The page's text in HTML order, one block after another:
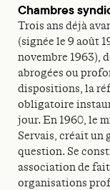
Chambres
Trois ans déjà
(signée le 9 août
novembre 1963),
abrogées ou
dispositions, la
obligatoire
jour. En 1960, le
Servais, créait un
question. Se
association de
organisations